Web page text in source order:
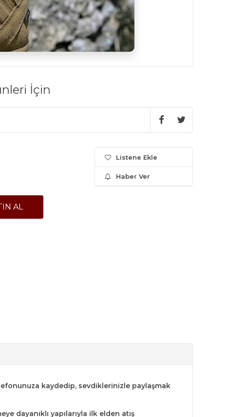
İçin
Listene Ekle
Haber Ver
kaydedip, sevdiklerinizle paylaşmak
dayanıklı yapılarıyla ilk elden atış